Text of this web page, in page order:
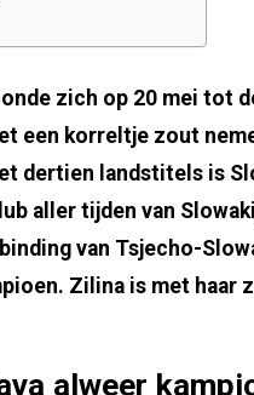
zich op 20 mei tot
een korreltje zout
dertien landstitels is
aller tijden van
van Tsjecho-
Zilina is met
alweer